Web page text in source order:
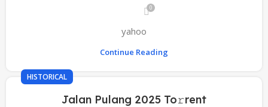
0
yahoo
Continue Reading
HISTORICAL
Jalan Pulang 2025 To𝚛rent